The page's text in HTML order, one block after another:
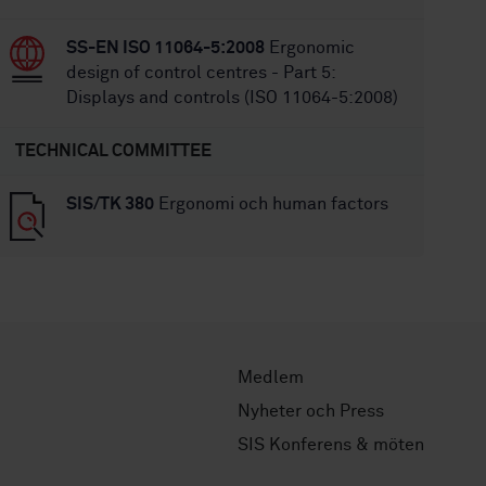
SS-EN ISO 11064-5:2008 Ergonomic
design of control centres - Part 5:
Displays and controls (ISO 11064-5:2008)
TECHNICAL COMMITTEE
SIS/TK 380 Ergonomi och human factors
Medlem
Nyheter och Press
SIS Konferens & möten